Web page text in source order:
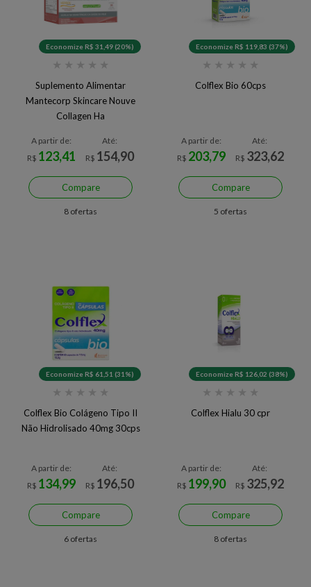
Economize R$ 31,49 (20%)
★ ★ ★ ★ ★
Suplemento Alimentar
Mantecorp Skincare Nouve
Collagen Ha
A partir de:
R$ 123,41
Até:
R$ 154,90
Compare
8 ofertas
Economize R$ 119,83 (37%)
★ ★ ★ ★ ★
Colflex Bio 60cps
A partir de:
R$ 203,79
Até:
R$ 323,62
Compare
5 ofertas
Economize R$ 61,51 (31%)
★ ★ ★ ★ ★
Colflex Bio Colágeno Tipo II
Não Hidrolisado 40mg 30cps
A partir de:
R$ 134,99
Até:
R$ 196,50
Compare
6 ofertas
Economize R$ 126,02 (38%)
★ ★ ★ ★ ★
Colflex Hialu 30 cpr
A partir de:
R$ 199,90
Até:
R$ 325,92
Compare
8 ofertas